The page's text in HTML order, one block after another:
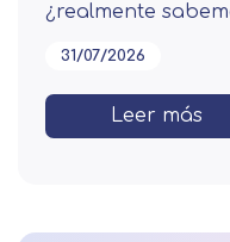
¿realmente
31/07/2026
Leer más